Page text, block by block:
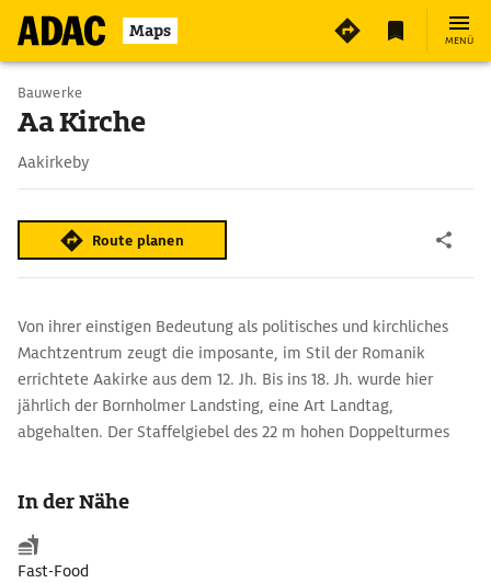
Maps MENÜ
Bauwerke
Aa Kirche
Aakirkeby
Route planen
Von ihrer einstigen Bedeutung als politisches und kirchliches
Machtzentrum zeugt die imposante, im Stil der Romanik
errichtete Aakirke aus dem 12. Jh. Bis ins 18. Jh. wurde hier
jährlich der Bornholmer Landsting, eine Art Landtag,
abgehalten. Der Staffelgiebel des 22 m hohen Doppelturmes
hergestellt und mit Reliefs zum Leben Christi verziert ist.
In der Nähe
Fast-Food